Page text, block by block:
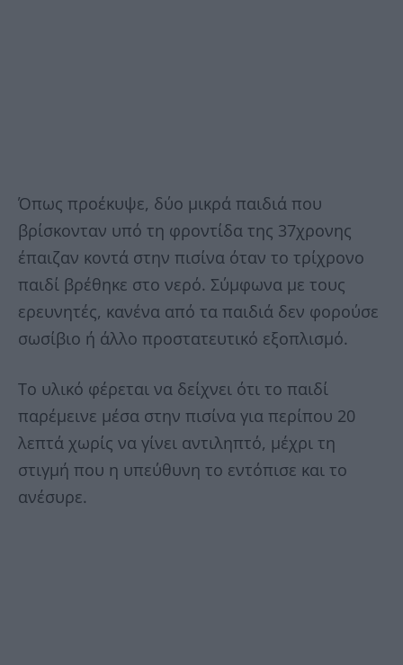
Όπως προέκυψε, δύο μικρά παιδιά που
βρίσκονταν υπό τη φροντίδα της 37χρονης
έπαιζαν κοντά στην πισίνα όταν το τρίχρονο
παιδί βρέθηκε στο νερό. Σύμφωνα με τους
ερευνητές, κανένα από τα παιδιά δεν φορούσε
σωσίβιο ή άλλο προστατευτικό εξοπλισμό.
Το υλικό φέρεται να δείχνει ότι το παιδί
παρέμεινε μέσα στην πισίνα για περίπου 20
λεπτά χωρίς να γίνει αντιληπτό, μέχρι τη
στιγμή που η υπεύθυνη το εντόπισε και το
ανέσυρε.